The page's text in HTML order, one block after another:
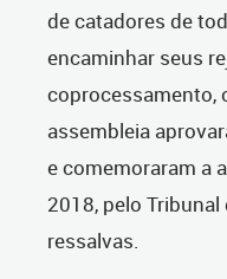
de catadores de
encaminhar seus
coprocessamento,
assembleia
e comemoraram a
2018, pelo
ressalvas.